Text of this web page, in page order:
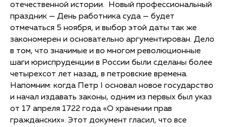
отечественной истории. Новый профессиональный
праздник — День работника суда — будет
отмечаться 5 ноября, и выбор этой даты так же
закономерен и основательно аргументирован. Дело
в том, что значимые и во многом революционные
шаги юриспруденции в России были сделаны более
четырехсот лет назад, в петровские времена.
Напомним: когда Петр I основал новое государство
и начал издавать законы, одним из первых был указ
от 17 апреля 1722 года «О хранении прав
гражданских». Этот документ гласил, что все